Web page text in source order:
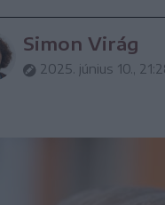
Simon Virág
2025. június 10.,